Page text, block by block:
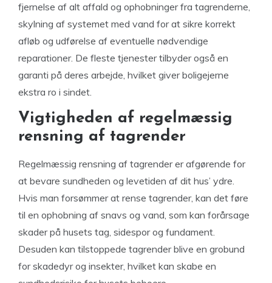
fjernelse af alt affald og ophobninger fra tagrenderne,
skylning af systemet med vand for at sikre korrekt
afløb og udførelse af eventuelle nødvendige
reparationer. De fleste tjenester tilbyder også en
garanti på deres arbejde, hvilket giver boligejerne
ekstra ro i sindet.
Vigtigheden af regelmæssig
rensning af tagrender
Regelmæssig rensning af tagrender er afgørende for
at bevare sundheden og levetiden af dit hus’ ydre.
Hvis man forsømmer at rense tagrender, kan det føre
til en ophobning af snavs og vand, som kan forårsage
skader på husets tag, sidespor og fundament.
Desuden kan tilstoppede tagrender blive en grobund
for skadedyr og insekter, hvilket kan skabe en